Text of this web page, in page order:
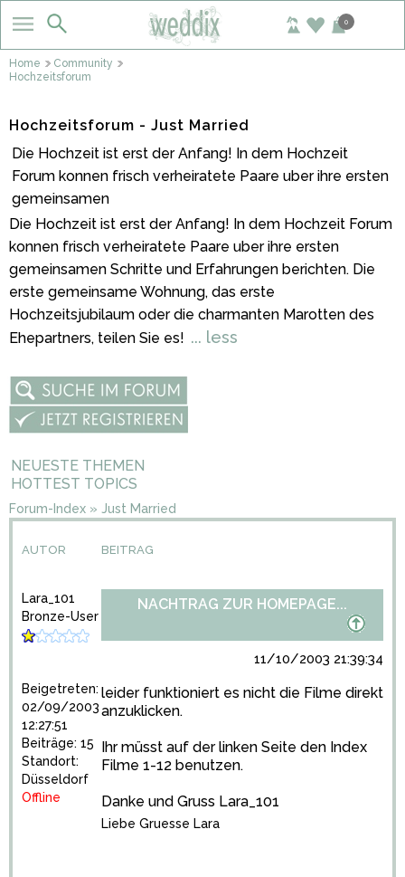
0
Home
Community
Hochzeitsforum
Hochzeitsforum - Just Married
Die Hochzeit ist erst der Anfang! In dem Hochzeit
Forum konnen frisch verheiratete Paare uber ihre ersten
gemeinsamen
Die Hochzeit ist erst der Anfang! In dem Hochzeit Forum
konnen frisch verheiratete Paare uber ihre ersten
gemeinsamen Schritte und Erfahrungen berichten. Die
erste gemeinsame Wohnung, das erste
Hochzeitsjubilaum oder die charmanten Marotten des
Ehepartners, teilen Sie es! ... less
NEUESTE THEMEN
HOTTEST TOPICS
Forum-Index » Just Married
AUTOR BEITRAG
Lara_101
Bronze-User
Beigetreten:
02/09/2003
12:27:51
Beiträge: 15
Standort:
Düsseldorf
Offline
NACHTRAG ZUR HOMEPAGE...
11/10/2003 21:39:34
leider funktioniert es nicht die Filme direkt
anzuklicken.
Ihr müsst auf der linken Seite den Index
Filme 1-12 benutzen.
Danke und Gruss Lara_101
Liebe Gruesse Lara